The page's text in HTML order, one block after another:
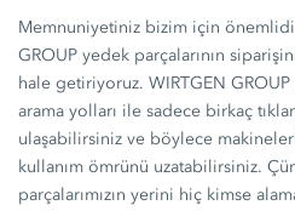
Memnuniyetiniz bizim için
GROUP yedek parçalarının
hale getiriyoruz. WIRTGEN GROUP
arama yolları ile sadece birkaç
ulaşabilirsiniz ve böylece
kullanım ömrünü uzatabilirsiniz.
parçalarımızın yerini hiç kimse